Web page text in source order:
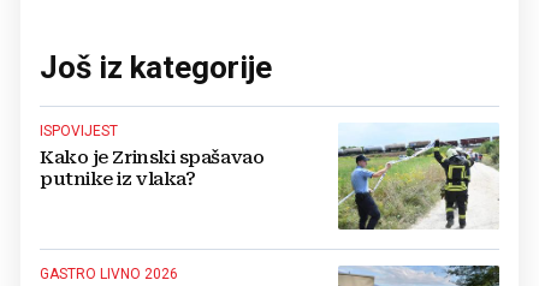
Još iz kategorije
ISPOVIJEST
Kako je Zrinski spašavao
putnike iz vlaka?
GASTRO LIVNO 2026